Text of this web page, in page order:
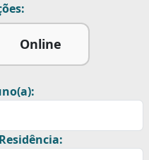
Online